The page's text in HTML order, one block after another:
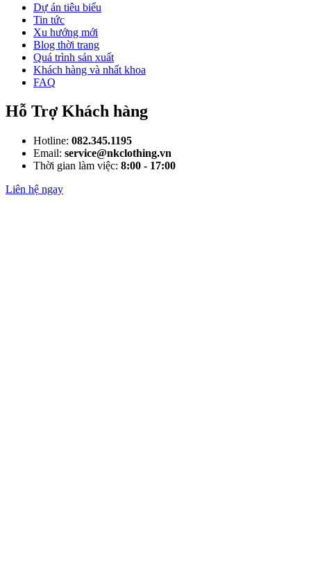
Dự án tiêu biểu
Tin tức
Xu hướng mới
Blog thời trang
Quá trình sản xuất
Khách hàng và nhất khoa
FAQ
Hỗ Trợ Khách hàng
Hotline: 082.345.1195
Email: service@nkclothing.vn
Thời gian làm việc: 8:00 - 17:00
Liên hệ ngay